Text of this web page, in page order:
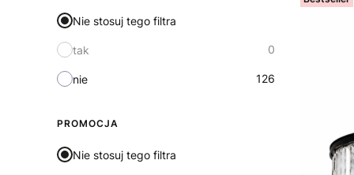
Nie stosuj tego filtra
tak 0
nie 126
PROMOCJA
Nie stosuj tego filtra